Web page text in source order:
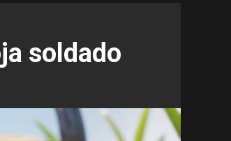
soldado